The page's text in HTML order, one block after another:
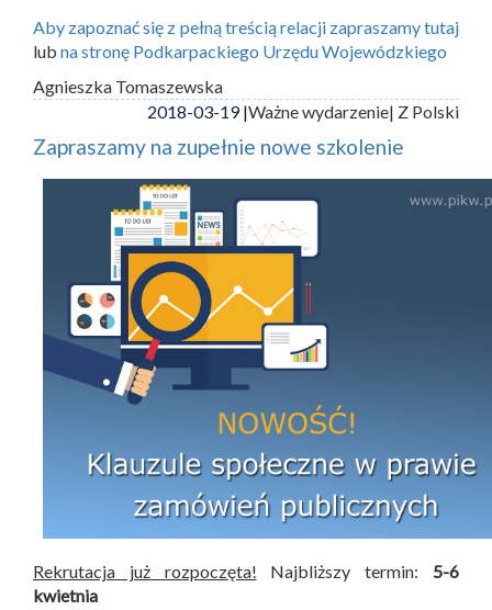
Aby zapoznać się z pełną treścią relacji zapraszamy tutaj
lub na stronę Podkarpackiego Urzędu Wojewódzkiego
Agnieszka Tomaszewska
2018-03-19 |Ważne wydarzenie| Z Polski
Zapraszamy na zupełnie nowe szkolenie
Rekrutacja już rozpoczęta! Najbliższy termin: 5-6
kwietnia